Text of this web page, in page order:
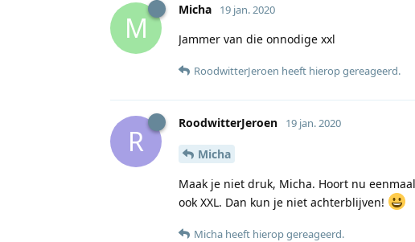
M
Micha 19 jan. 2020
Jammer van die onnodige xxl
RoodwitterJeroen heeft hierop gereageerd.
R
RoodwitterJeroen 19 jan. 2020
Micha
Maak je niet druk, Micha. Hoort nu
ook XXL. Dan kun je niet achterblijven!
Micha heeft hierop gereageerd.